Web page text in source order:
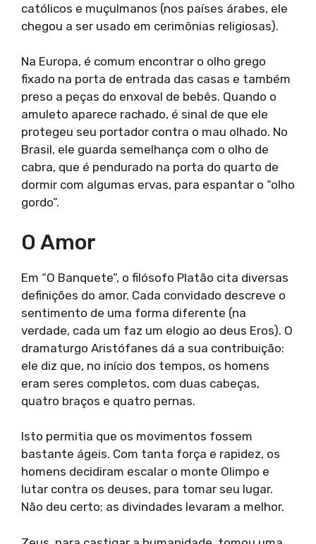
católicos e muçulmanos (nos países árabes, ele
chegou a ser usado em cerimônias religiosas).
Na Europa, é comum encontrar o olho grego
fixado na porta de entrada das casas e também
preso a peças do enxoval de bebês. Quando o
amuleto aparece rachado, é sinal de que ele
protegeu seu portador contra o mau olhado. No
Brasil, ele guarda semelhança com o olho de
cabra, que é pendurado na porta do quarto de
dormir com algumas ervas, para espantar o “olho
gordo”.
O Amor
Em “O Banquete”, o filósofo Platão cita diversas
definições do amor. Cada convidado descreve o
sentimento de uma forma diferente (na
verdade, cada um faz um elogio ao deus Eros). O
dramaturgo Aristófanes dá a sua contribuição:
ele diz que, no início dos tempos, os homens
eram seres completos, com duas cabeças,
quatro braços e quatro pernas.
Isto permitia que os movimentos fossem
bastante ágeis. Com tanta força e rapidez, os
homens decidiram escalar o monte Olimpo e
lutar contra os deuses, para tomar seu lugar.
Não deu certo; as divindades levaram a melhor.